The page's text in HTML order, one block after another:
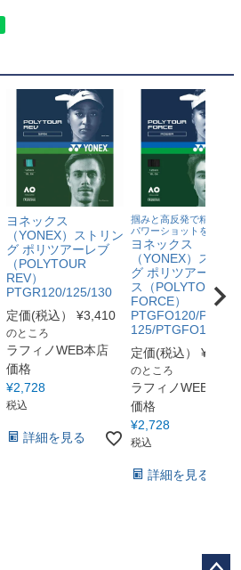
ヨネックス
（YONEX）ストリン
グ ポリツアーレブ
（POLYTOUR
REV）
PTGR120/125/130
定価(税込）
¥3,410
のところ
ラフィノWEB本店
価格
¥2,728
税込
詳細を見る
掴みと高反発で精度の高
パワーショットを実現
ヨネックス
（YONEX）ストリ
グ ポリツアーフォ
ス（POLYTOUR
FORCE）
PTGFO120/
125/PTGFO130
定価(税込）
¥
のところ
ラフィノWEB本店
価格
¥2,728
税込
詳細を見る